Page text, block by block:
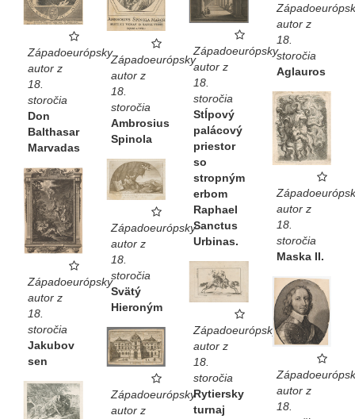
Západoeurópsky
autor z
18.
storočia
Don
Balthasar
Marvadas
Západoeurópsky
autor z
18.
storočia
Ambrosius
Spinola
Západoeurópsky
autor z
18.
storočia
Stĺpový
palácový
priestor
so
stropným
erbom
Raphael
Sanctus
Urbinas.
autor z
18.
storočia
Aglauros
autor z
18.
storočia
Maska II.
Západoeurópsky
autor z
18.
storočia
Svätý
Hieroným
Západoeurópsky
autor z
18.
storočia
Jakubov
sen
Západoeurópsky
autor z
18.
storočia
Rytiersky
turnaj
autor z
18.
Západoeurópsky
autor z